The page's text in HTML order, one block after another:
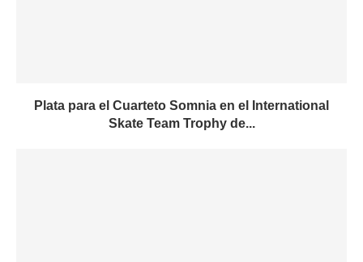
Plata para el Cuarteto Somnia en el International
Skate Team Trophy de...